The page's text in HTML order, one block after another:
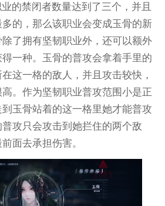
的禁闭者数量达到了三个，并且
的，那么该职业会变成玉骨的新
了拥有坚韧职业外，还可以额外
一种。玉骨的普攻会拿着手里的
这一格的敌人，并且攻击较快，
。作为坚韧职业普攻范围小是正
玉骨站着的这一格里她才能普攻
攻只会攻击到她拦住的两个敌
面去承担伤害。